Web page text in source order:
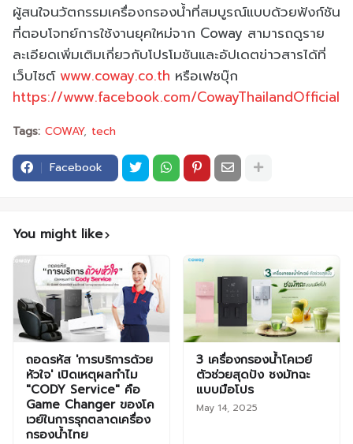
ผู้สนใจนวัตกรรมเครื่องกรองน้ำที่สมบูรณ์แบบด้วยฟังก์ชัน
ที่ตอบโจทย์การใช้งานยุคใหม่จาก Coway สามารถดูราย
ละเอียดเพิ่มเติมเกี่ยวกับโปรโมชันและอัปเดตข่าวสารได้ที่
เว็บไซต์ www.coway.co.th หรือเฟซบุ๊ก
https://www.facebook.com/CowayThailandOfficial
Tags: COWAY tech
Facebook
You might like
ถอดรหัส 'การบริการด้วย
หัวใจ' เปิดเหตุผลทำไม
"CODY Service" คือ
Game Changer ของโค
เวย์ในการรุกตลาดเครื่อง
กรองน้ำไทย
3 เครื่องกรองน้ำโคเวย์
ตัวช่วยสุดปัง ชงมัทฉะ
แบบมือโปร
May 14, 2025